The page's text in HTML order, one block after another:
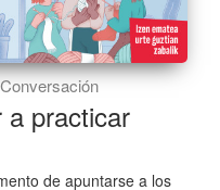
a practicar
de apuntarse a los